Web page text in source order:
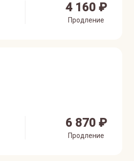
4 160 ₽
Продление
6 870 ₽
Продление